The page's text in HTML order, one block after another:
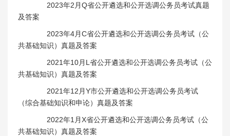
2023年2月Q省公开遴选和公开选调公务员考试真题
及答案
2023年4月C省公开遴选和公开选调公务员考试（公
共基础知识）真题及答案
2021年10月L省公开遴选和公开选调公务员考试（公
共基础知识）真题及答案
2021年12月Y市公开遴选和公开选调公务员考试
（综合基础知识和申论）真题及答案
2022年1月X省公开遴选和公开选调公务员考试（公
共基础知识）真题及答案